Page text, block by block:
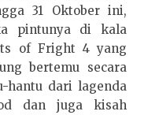
31 Oktober ini,
pintunya di kala
of Fright 4 yang
bertemu secara
hantu dari lagenda
dan juga kisah